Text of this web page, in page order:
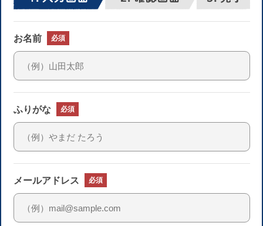
お名前 必須
ふりがな 必須
メールアドレス 必須